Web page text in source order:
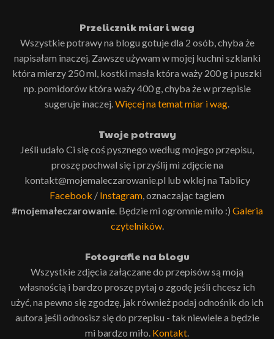
Przelicznik miar i wag
Wszystkie potrawy na blogu gotuje dla 2 osób, chyba że
napisałam inaczej. Zawsze używam w mojej kuchni szklanki
która mierzy 250 ml, kostki masła która waży 200 g i puszki
np. pomidorów która waży 400 g, chyba że w przepisie
sugeruje inaczej. Więcej na temat miar i wag
Twoje potrawy
Jeśli udało Ci się coś pysznego według mojego przepisu,
proszę pochwal się i przyślij mi zdjęcie na
kontakt@mojemaleczarowanie.pl lub wklej na Tablicy
Facebook / Instagram , oznaczając tagiem
#mojemałeczarowanie. Będzie mi ogromnie miło :) Galeria
czytelników.
Fotografie na blogu
Wszystkie zdjęcia załączane do przepisów są moją
własnością i bardzo proszę pytaj o zgodę jeśli chcesz ich
użyć, na pewno się zgodzę, jak również podaj odnośnik do ich
autora jeśli odnosisz się do przepisu - tak niewiele a będzie
mi bardzo miło. Kontakt